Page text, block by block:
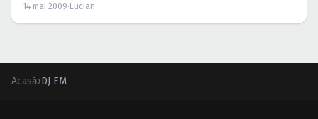
14 mai 2009· Lucian
Acasă›DJ EM